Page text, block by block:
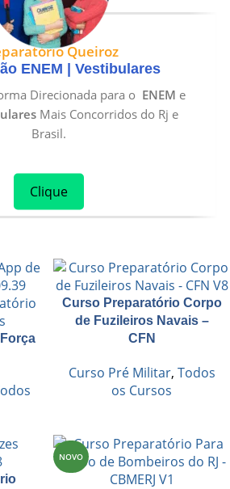
Queiroz
ENEM | Vestibulares
Direcionada para o ENEM e
Mais Concorridos do Rj e
Brasil.
Clique
Curso Preparatório Corpo
de Fuzileiros Navais –
CFN
Curso Pré Militar, Todos
os Cursos
NOVO